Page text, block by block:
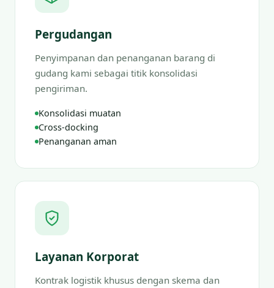
Pergudangan
Penyimpanan dan penanganan barang di
gudang kami sebagai titik konsolidasi
pengiriman.
Konsolidasi muatan
Cross-docking
Penanganan aman
Layanan Korporat
Kontrak logistik khusus dengan skema dan